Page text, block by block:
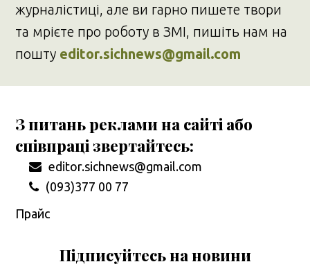
журналістиці, але ви гарно пишете твори
та мрієте про роботу в ЗМІ, пишіть нам на
пошту editor.sichnews@gmail.com
З питань реклами на сайті або
співпраці звертайтесь:
editor.sichnews@gmail.com
(093)377 00 77
Прайс
Підписуйтесь на новини